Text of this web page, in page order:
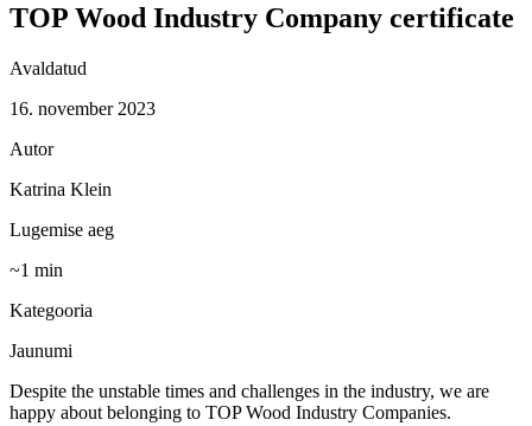
TOP Wood Industry Company certificate
Avaldatud
16. november 2023
Autor
Katrina Klein
Lugemise aeg
~1 min
Kategooria
Jaunumi
Despite the unstable times and challenges in the industry, we are
happy about belonging to TOP Wood Industry Companies.